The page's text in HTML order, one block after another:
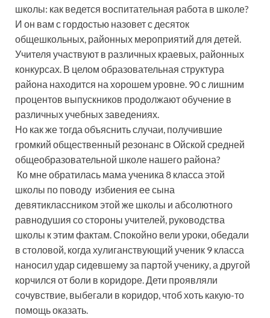
школы: как ведется воспитательная работа в школе?
И он вам с гордостью назовет с десяток
общешкольных, районных мероприятий для детей.
Учителя участвуют в различных краевых, районных
конкурсах. В целом образовательная структура
района находится на хорошем уровне. 90 с лишним
процентов выпускников продолжают обучение в
различных учебных заведениях.
Но как же тогда объяснить случаи, получившие
громкий общественный резонанс в Ойской средней
общеобразовательной школе нашего района?
Ко мне обратилась мама ученика 8 класса этой
школы по поводу избиения ее сына
девятиклассником этой же школы и абсолютного
равнодушия со стороны учителей, руководства
школы к этим фактам. Спокойно вели уроки, обедали
в столовой, когда хулиганствующий ученик 9 класса
наносил удар сидевшему за партой ученику, а другой
корчился от боли в коридоре. Дети проявляли
сочувствие, выбегали в коридор, чтоб хоть какую-то
помощь оказать.